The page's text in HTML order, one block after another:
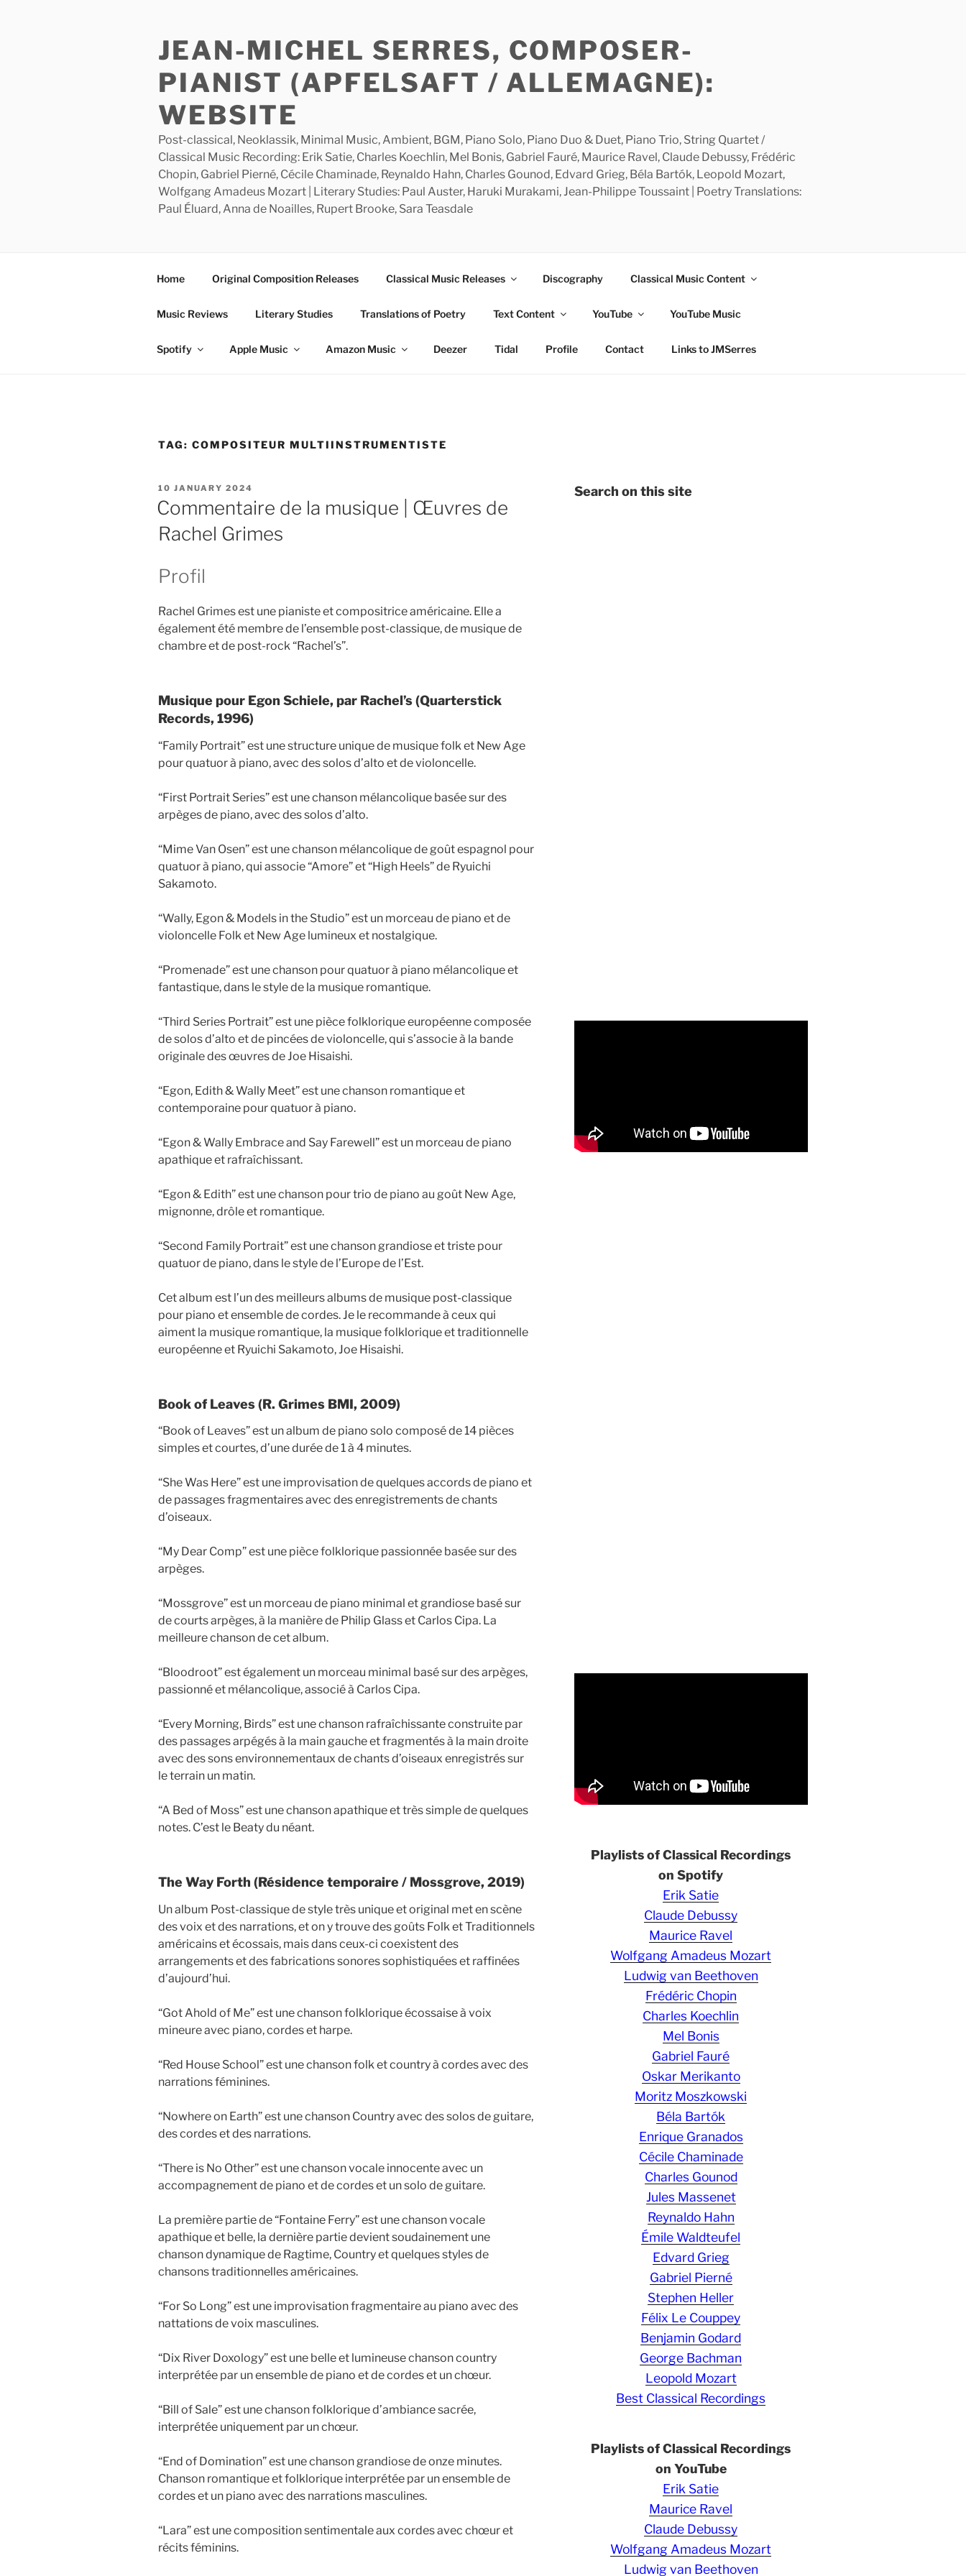
JEAN-MICHEL SERRES, COMPOSER-
PIANIST (APFELSAFT / ALLEMAGNE):
WEBSITE
Post-classical, Neoklassik, Minimal Music, Ambient, BGM, Piano Solo, Piano Duo & Duet, Piano Trio, String Quartet /
Classical Music Recording: Erik Satie, Charles Koechlin, Mel Bonis, Gabriel Fauré, Maurice Ravel, Claude Debussy, Frédéric
Chopin, Gabriel Pierné, Cécile Chaminade, Reynaldo Hahn, Charles Gounod, Edvard Grieg, Béla Bartók, Leopold Mozart,
Wolfgang Amadeus Mozart | Literary Studies: Paul Auster, Haruki Murakami, Jean-Philippe Toussaint | Poetry Translations:
Paul Éluard, Anna de Noailles, Rupert Brooke, Sara Teasdale
Home Original Composition Releases Classical Music Releases Discography Classical Music Content
Music Reviews Literary Studies Translations of Poetry Text Content YouTube YouTube Music
Spotify Apple Music Amazon Music Deezer Tidal Profile Contact Links to JMSerres
TAG: COMPOSITEUR MULTIINSTRUMENTISTE
POSTED
ON
10 JANUARY 2024
Commentaire de la musique | Œuvres de
Rachel Grimes
Profil
Rachel Grimes est une pianiste et compositrice américaine. Elle a
également été membre de l’ensemble post-classique, de musique de
chambre et de post-rock “Rachel’s”.
Musique pour Egon Schiele, par Rachel’s (Quarterstick
Records, 1996)
“Family Portrait” est une structure unique de musique folk et New Age
pour quatuor à piano, avec des solos d’alto et de violoncelle.
“First Portrait Series” est une chanson mélancolique basée sur des
arpèges de piano, avec des solos d’alto.
“Mime Van Osen” est une chanson mélancolique de goût espagnol pour
quatuor à piano, qui associe “Amore” et “High Heels” de Ryuichi
Sakamoto.
“Wally, Egon & Models in the Studio” est un morceau de piano et de
violoncelle Folk et New Age lumineux et nostalgique.
“Promenade” est une chanson pour quatuor à piano mélancolique et
fantastique, dans le style de la musique romantique.
“Third Series Portrait” est une pièce folklorique européenne composée
de solos d’alto et de pincées de violoncelle, qui s’associe à la bande
originale des œuvres de Joe Hisaishi.
“Egon, Edith & Wally Meet” est une chanson romantique et
contemporaine pour quatuor à piano.
“Egon & Wally Embrace and Say Farewell” est un morceau de piano
apathique et rafraîchissant.
“Egon & Edith” est une chanson pour trio de piano au goût New Age,
mignonne, drôle et romantique.
“Second Family Portrait” est une chanson grandiose et triste pour
quatuor de piano, dans le style de l’Europe de l’Est.
Cet album est l’un des meilleurs albums de musique post-classique
pour piano et ensemble de cordes. Je le recommande à ceux qui
aiment la musique romantique, la musique folklorique et traditionnelle
européenne et Ryuichi Sakamoto, Joe Hisaishi.
Book of Leaves (R. Grimes BMI, 2009)
“Book of Leaves” est un album de piano solo composé de 14 pièces
simples et courtes, d’une durée de 1 à 4 minutes.
“She Was Here” est une improvisation de quelques accords de piano et
de passages fragmentaires avec des enregistrements de chants
d’oiseaux.
“My Dear Comp” est une pièce folklorique passionnée basée sur des
arpèges.
“Mossgrove” est un morceau de piano minimal et grandiose basé sur
de courts arpèges, à la manière de Philip Glass et Carlos Cipa. La
meilleure chanson de cet album.
“Bloodroot” est également un morceau minimal basé sur des arpèges,
passionné et mélancolique, associé à Carlos Cipa.
“Every Morning, Birds” est une chanson rafraîchissante construite par
des passages arpégés à la main gauche et fragmentés à la main droite
avec des sons environnementaux de chants d’oiseaux enregistrés sur
le terrain un matin.
“A Bed of Moss” est une chanson apathique et très simple de quelques
notes. C’est le Beaty du néant.
The Way Forth (Résidence temporaire / Mossgrove, 2019)
Un album Post-classique de style très unique et original met en scène
des voix et des narrations, et on y trouve des goûts Folk et Traditionnels
américains et écossais, mais dans ceux-ci coexistent des
arrangements et des fabrications sonores sophistiquées et raffinées
d’aujourd’hui.
“Got Ahold of Me” est une chanson folklorique écossaise à voix
mineure avec piano, cordes et harpe.
“Red House School” est une chanson folk et country à cordes avec des
narrations féminines.
“Nowhere on Earth” est une chanson Country avec des solos de guitare,
des cordes et des narrations.
“There is No Other” est une chanson vocale innocente avec un
accompagnement de piano et de cordes et un solo de guitare.
La première partie de “Fontaine Ferry” est une chanson vocale
apathique et belle, la dernière partie devient soudainement une
chanson dynamique de Ragtime, Country et quelques styles de
chansons traditionnelles américaines.
“For So Long” est une improvisation fragmentaire au piano avec des
nattations de voix masculines.
“Dix River Doxology” est une belle et lumineuse chanson country
interprétée par un ensemble de piano et de cordes et un chœur.
“Bill of Sale” est une chanson folklorique d’ambiance sacrée,
interprétée uniquement par un chœur.
“End of Domination” est une chanson grandiose de onze minutes.
Chanson romantique et folklorique interprétée par un ensemble de
cordes et un piano avec des narrations masculines.
“Lara” est une composition sentimentale aux cordes avec chœur et
récits féminins.
Search on this site
Playlists of Classical Recordings
on Spotify
Erik Satie
Claude Debussy
Maurice Ravel
Wolfgang Amadeus Mozart
Ludwig van Beethoven
Frédéric Chopin
Charles Koechlin
Mel Bonis
Gabriel Fauré
Oskar Merikanto
Moritz Moszkowski
Béla Bartók
Enrique Granados
Cécile Chaminade
Charles Gounod
Jules Massenet
Reynaldo Hahn
Émile Waldteufel
Edvard Grieg
Gabriel Pierné
Stephen Heller
Félix Le Couppey
Benjamin Godard
George Bachman
Leopold Mozart
Best Classical Recordings
Playlists of Classical Recordings
on YouTube
Erik Satie
Maurice Ravel
Claude Debussy
Wolfgang Amadeus Mozart
Ludwig van Beethoven